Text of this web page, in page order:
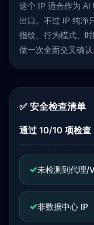
这个 IP 适合作为 AI
出口。不过 IP 纯
指纹、行为模式、
做一次全面交叉确认
✅ 安全检查清单
通过 10/10 项检查
✓未检测到代理/
✓非数据中心 IP